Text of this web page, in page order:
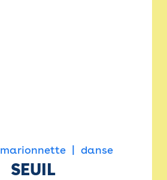
marionnette danse
SEUIL